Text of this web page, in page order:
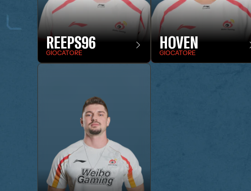
REEPS96
GIOCATORE
HOVEN
GIOCATORE